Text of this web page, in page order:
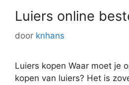
Luiers online
door knhans
Luiers kopen Waar moet je
kopen van luiers? Het is